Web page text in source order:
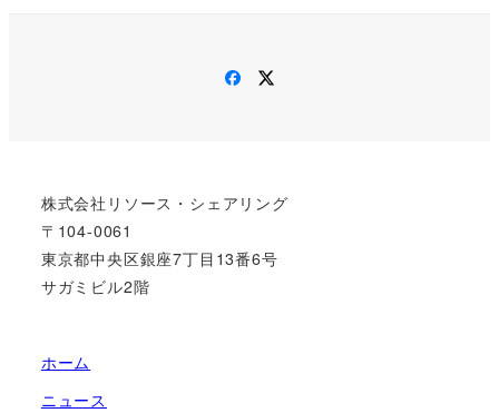
Facebook
株式会社リソース・シェアリング
〒104-0061
東京都中央区銀座7丁目13番6号
サガミビル2階
ホーム
ニュース